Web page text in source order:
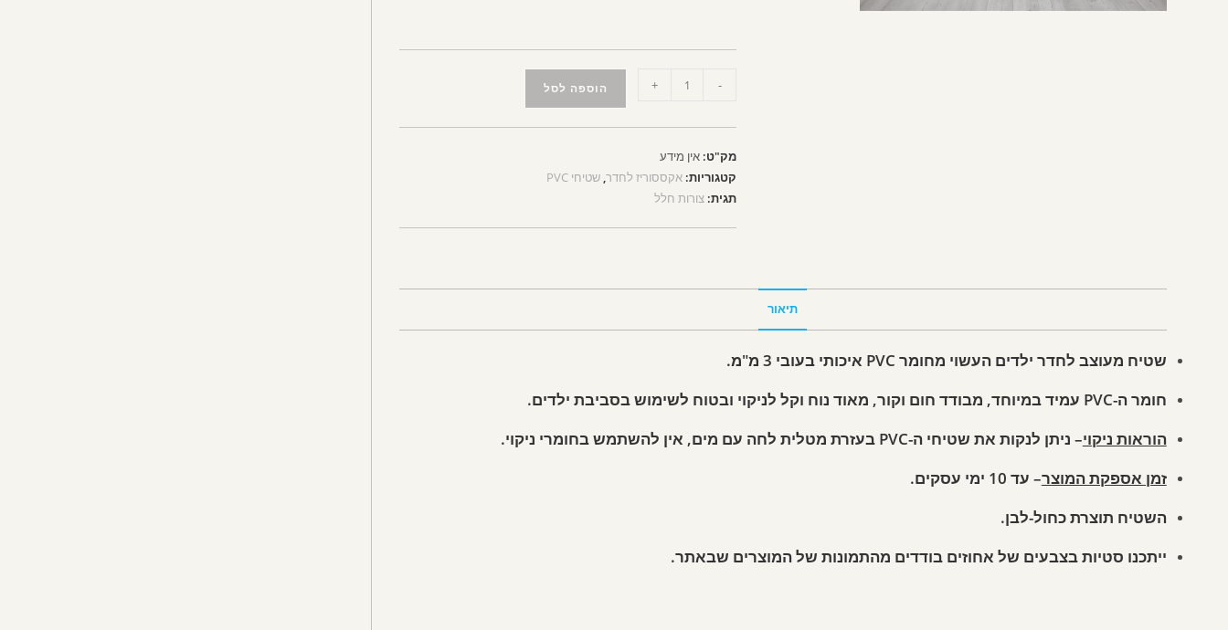
-
+ הוספה לסל
מק"ט: אין מידע
קטגוריות: אקססוריז לחדר, שטיחי PVC
תגית: צורות חלל
תיאור
שטיח מעוצב לחדר ילדים העשוי מחומר PVC איכותי בעובי 3 מ"מ.
חומר ה-PVC עמיד במיוחד, מבודד חום וקור, מאוד נוח וקל לניקוי ובטוח לשימוש בסביבת ילדים.
הוראות ניקוי– ניתן לנקות את שטיחי ה-PVC בעזרת מטלית לחה עם מים, אין להשתמש בחומרי ניקוי.
זמן אספקת המוצר– עד 10 ימי עסקים.
השטיח תוצרת כחול-לבן.
ייתכנו סטיות בצבעים של אחוזים בודדים מהתמונות של המוצרים שבאתר.